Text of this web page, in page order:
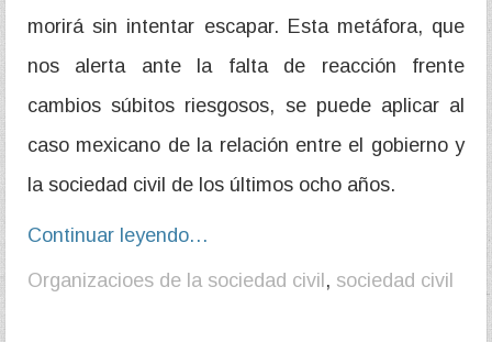
morirá sin intentar escapar. Esta metáfora, que
nos alerta ante la falta de reacción frente
cambios súbitos riesgosos, se puede aplicar al
caso mexicano de la relación entre el gobierno y
la sociedad civil de los últimos ocho años.
Continuar leyendo…
Organizacioes de la sociedad civil , sociedad civil